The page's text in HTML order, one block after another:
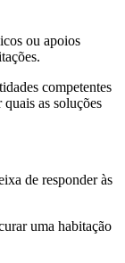
ou apoios
competentes
as soluções
de responder às
uma habitação